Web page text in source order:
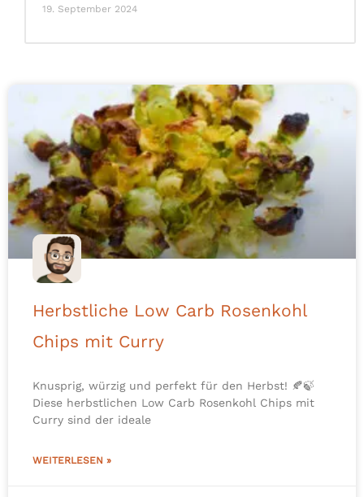
19. September 2024
Herbstliche Low Carb Rosenkohl
Chips mit Curry
Knusprig, würzig und perfekt für den Herbst! 🍂🍃
Diese herbstlichen Low Carb Rosenkohl Chips mit
Curry sind der ideale
WEITERLESEN »